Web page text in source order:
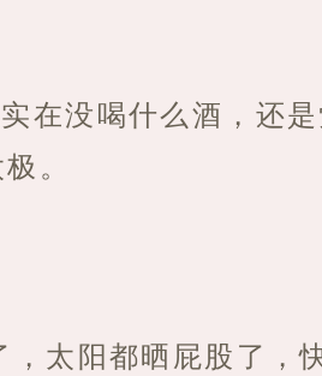
在没喝什么酒，还
。
太阳都晒屁股了，